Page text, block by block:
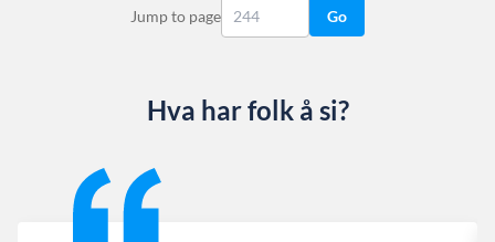
Jump to page Go
Hva har folk å si?